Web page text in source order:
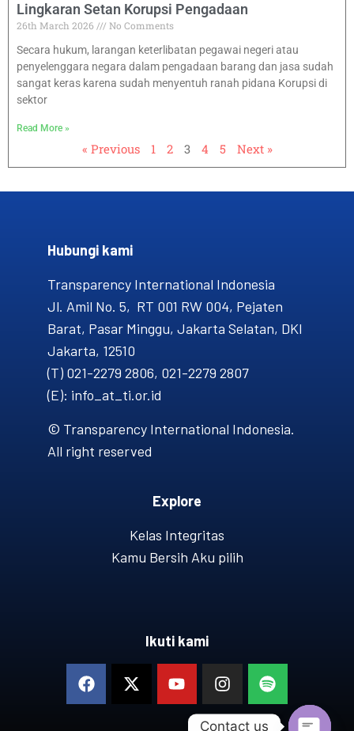
Lingkaran Setan Korupsi Pengadaan
26th March 2026
No Comments
Secara hukum, larangan keterlibatan pegawai negeri atau
penyelenggara negara dalam pengadaan barang dan jasa sudah
sangat keras karena sudah menyentuh ranah pidana Korupsi di
sektor
Read More »
« Previous 1 2 3 4 5 Next »
Hubungi kami​
Transparency International Indonesia
Jl. Amil No. 5, RT 001 RW 004, Pejaten
Barat, Pasar Minggu, Jakarta Selatan, DKI
Jakarta, 12510
(T) 021-2279 2806, 021-2279 2807
(E): info_at_ti.or.id
© Transparency International Indonesia.
All right reserved
Explore
Kelas Integritas
Kamu Bersih Aku pilih
Ikuti kami
Contact us